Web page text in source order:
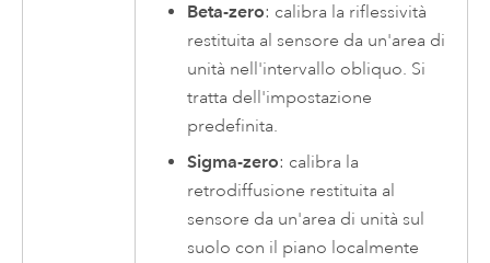
Beta-zero: calibra la riflessività
restituita al sensore da un'area di
unità nell'intervallo obliquo. Si
tratta dell'impostazione
predefinita.
Sigma-zero: calibra la
retrodiffusione restituita al
sensore da un'area di unità sul
suolo con il piano localmente